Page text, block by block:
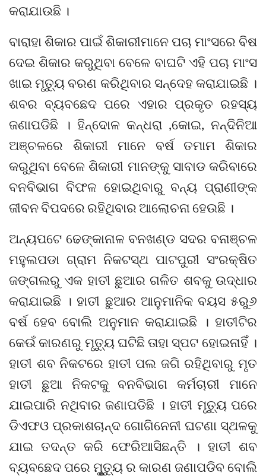
କରାଯାଉଛି ।
ବାରାହା ଶିକାର ପାଇଁ ଶିକାରୀମାନେ ପଚା ମାଂସରେ ବିଷ
ଦେଇ ଶିକାର କରୁଥିବା ବେଳେ ବାଘଟି ଏହି ପଚା ମାଂସ
ଖାଇ ମୃତ୍ୟୁ ବରଣ କରିଥିବାର ସନ୍ଦେହ କରାଯାଇଛି ।
ଶବର ବ୍ୟବଛେଦ ପରେ ଏହାର ପ୍ରକୃତ ରହସ୍ୟ
ଜଣାପଡିଛି । ହିନ୍ଦୋଳ କନ୍ଧରା ,କୋଇ, ନନ୍ଦିନିଆ
ଅଞ୍ଚଳରେ ଶିକାରୀ ମାନେ ବର୍ଷ ତମାମ ଶିକାର
କରୁଥିବା ବେଳେ ଶିକାରୀ ମାନଙ୍କୁ ସାବାଡ କରିବାରେ
ବନବିଭାଗ ବିଫଳ ହୋଇଥିବାରୁ ବନ୍ୟ ପ୍ରାଣୀଙ୍କ
ଜୀବନ ବିପଦରେ ରହିଥିବାର ଆଲୋଚନା ହେଉଛି ।
ଅନ୍ୟପଟେ ଢେଙ୍କାନାଳ ବନଖଣ୍ଡ ସଦର ବନାଞ୍ଚଳ
ମହୁଲପଡା ଗ୍ରାମ ନିକଟସ୍ଥ ପାଟପୁରୀ ସଂରକ୍ଷିତ
ଜଙ୍ଗଲରୁ ଏକ ହାତୀ ଛୁଆର ଗଳିତ ଶବକୁ ଉଦ୍ଧାର
କରାଯାଇଛି । ହାତୀ ଛୁଆର ଆନୁମାନିକ ବୟସ ୫ରୁ୬
ବର୍ଷ ହେବ ବୋଲି ଅନୁମାନ କରାଯାଇଛି । ହାତୀଟିର
କେଉଁ କାରଣରୁ ମୃତ୍ୟୁ ଘଟିଛି ତାହା ସ୍ପଟ ହୋଇନାହିଁ ।
ହାତୀ ଶବ ନିକଟରେ ହାତୀ ପଲ ଜଗି ରହିଥିବାରୁ ମୃତ
ହାତୀ ଛୁଆ ନିକଟକୁ ବନବିଭାଗ କର୍ମଚାରୀ ମାନେ
ଯାଇପାରି ନଥିବାର ଜଣାପଡିଛି । ହାତୀ ମୃତ୍ୟୁ ପରେ
ଡିଏଫଓ ପ୍ରକାଶଚାନ୍ଦ ଗୋଗିନେନୀ ଘଟଣା ସ୍ଥଳକୁ
ଯାଇ ତଦନ୍ତ କରି ଫେରିଆସିଛନ୍ତି । ହାତୀ ଶବ
ବ୍ୟବଛେଦ ପରେ ମୃ୍‌ୁତ୍ୟୁ ର କାରଣ ଜଣାପଡିବ ବୋଲି